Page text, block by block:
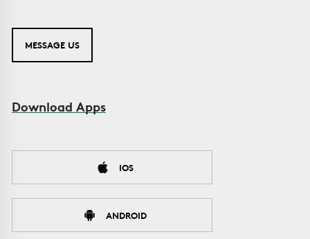
MESSAGE US
Download Apps
IOS
ANDROID